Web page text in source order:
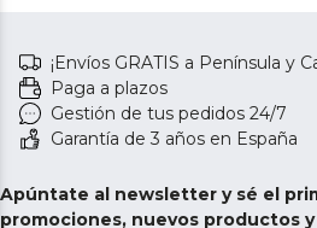
¡Envíos GRATIS a Península y
Paga a plazos
Gestión de tus pedidos 24/7
Garantía de 3 años en España
Apúntate al newsletter y sé el
promociones, nuevos productos